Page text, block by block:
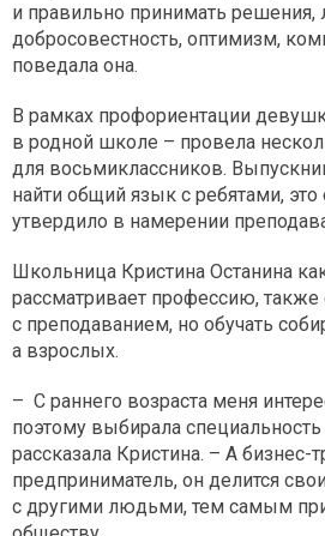
и правильно принимать
добросовестность, оптимизм,
поведала она.
В рамках профориентации
в родной школе – провела
для восьмиклассников.
найти общий язык с ребятами,
утвердило в намерении
Школьница Кристина Останина
рассматривает профессию, также
с преподаванием, но обучать
а взрослых.
– С раннего возраста меня
поэтому выбирала
рассказала Кристина. – А бизнес-
предприниматель, он делится
с другими людьми, тем самым